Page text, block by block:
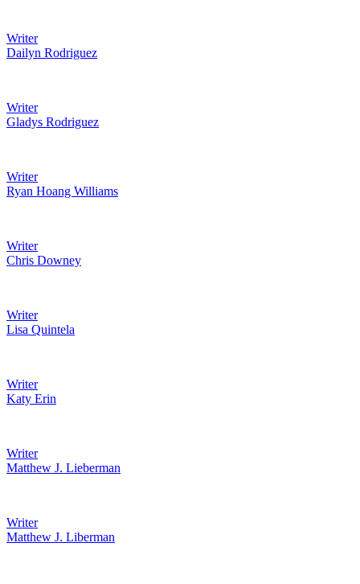
Writer
Dailyn Rodriguez
Writer
Gladys Rodriguez
Writer
Ryan Hoang Williams
Writer
Chris Downey
Writer
Lisa Quintela
Writer
Katy Erin
Writer
Matthew J. Lieberman
Writer
Matthew J. Liberman